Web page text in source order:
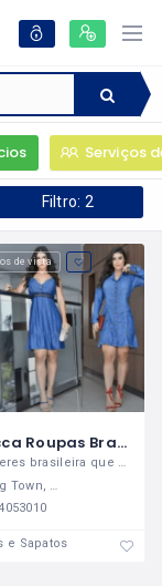
Serviços
Filtro: 2
de vista
Neia Lucca Roupas Brasileiras
London, England, United Kingdom
e Sapatos